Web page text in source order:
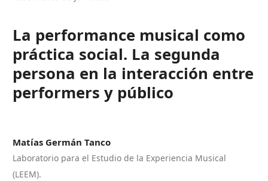
La performance musical como
práctica social. La segunda
persona en la interacción entre
performers y público
Matías Germán Tanco
Laboratorio para el Estudio de la Experiencia Musical
(LEEM).